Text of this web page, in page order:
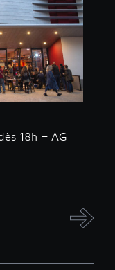
18h – AG